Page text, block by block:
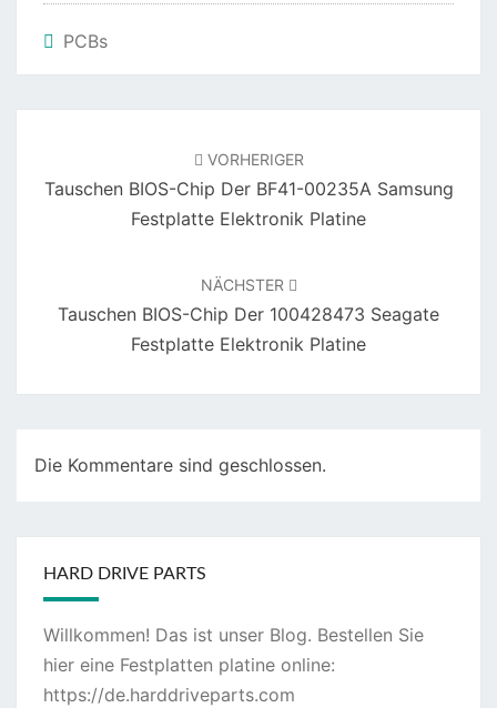
PCBs
VORHERIGER
Tauschen BIOS-Chip Der BF41-00235A Samsung
Festplatte Elektronik Platine
NÄCHSTER
Tauschen BIOS-Chip Der 100428473 Seagate
Festplatte Elektronik Platine
Die Kommentare sind geschlossen.
HARD DRIVE PARTS
Willkommen! Das ist unser Blog. Bestellen Sie
hier eine Festplatten platine online:
https://de.harddriveparts.com